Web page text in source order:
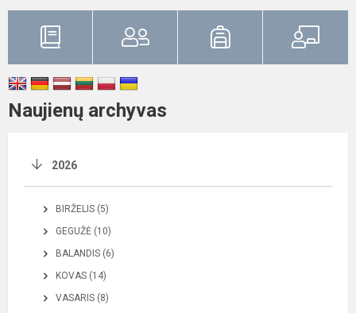
Naujienų archyvas
2026
BIRŽELIS (5)
GEGUŽĖ (10)
BALANDIS (6)
KOVAS (14)
VASARIS (8)